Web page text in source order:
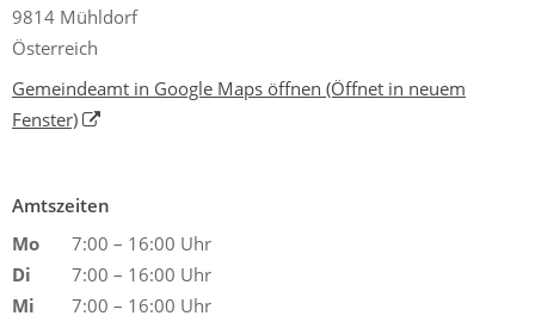
9814 Mühldorf
Österreich
Gemeindeamt in Google Maps öffnen (Öffnet in neuem
Fenster)
Amtszeiten
Mo
7:00 – 16:00 Uhr
Di
7:00 – 16:00 Uhr
Mi
7:00 – 16:00 Uhr